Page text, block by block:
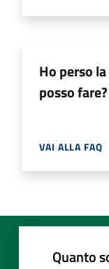
Ho perso
posso fare?
VAI ALLA FAQ
Quanto